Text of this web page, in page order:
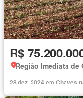
R$
Região Imediata de
28 dez. 2024 em Chaves